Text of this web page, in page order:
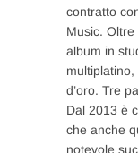
contratto
Music.
album in
d’oro. Tre
Dal 2013 è
che anche
notevole